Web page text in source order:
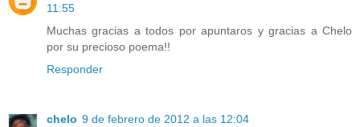
11:55
Muchas gracias a todos por apuntaros y gracias a Chelo
por su precioso poema!!
Responder
chelo 9 de febrero de 2012 a las 12:04